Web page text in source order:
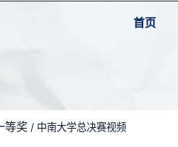
首页
等奖 / 中南大学总决赛视频